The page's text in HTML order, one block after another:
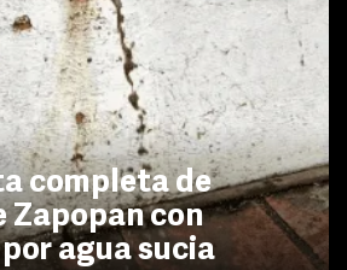
completa de
Zapopan con
agua sucia